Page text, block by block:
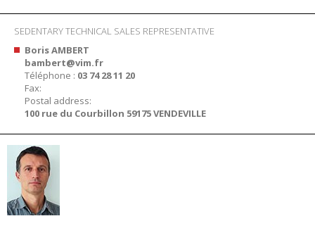
SEDENTARY TECHNICAL SALES REPRESENTATIVE
Boris AMBERT
bambert@vim.fr
Téléphone : 03 74 28 11 20
Fax:
Postal address:
100 rue du Courbillon 59175 VENDEVILLE